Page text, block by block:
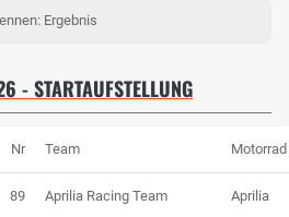
Ergebnis
- STARTAUFSTELLUNG
Nr Team Motorrad
89 Aprilia Racing Team Aprilia